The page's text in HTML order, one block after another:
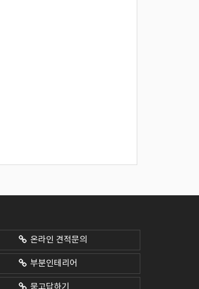
온라인 견적문의
부분인테리어